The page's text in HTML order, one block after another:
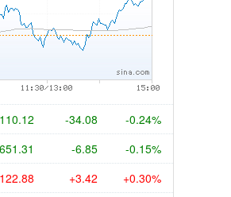
-34.08 -0.24%
-6.85 -0.15%
+3.42 +0.30%